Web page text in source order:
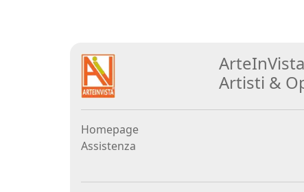
Aiolo
(Federico
Ajello)
Artisti &
Homepage
Assistenza